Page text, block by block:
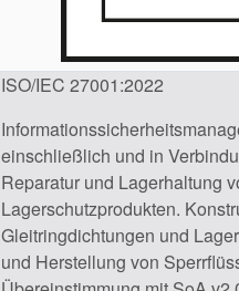
ISO/IEC 27001:2022
einschließlich und in
Reparatur und Lagerhaltung
Lagerschutzprodukten.
Gleitringdichtungen und
und Herstellung von